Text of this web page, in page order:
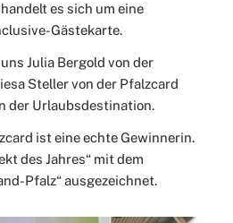
es sich um eine
Gästekarte.
Julia Bergold von der
Steller von der Pfalzcard
der Urlaubsdestination.
ist eine echte Gewinnerin.
des Jahres“ mit dem
Pfalz“ ausgezeichnet.